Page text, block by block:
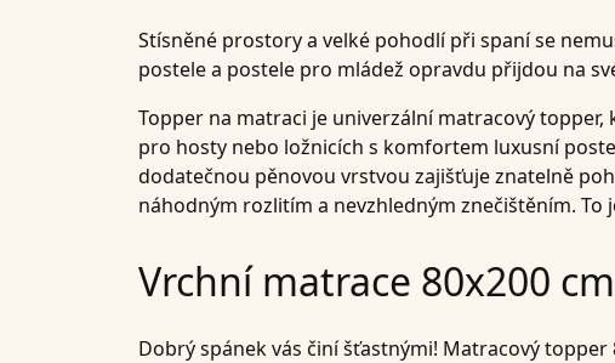
Stísněné prostory a velké pohodlí při spaní se
postele a postele pro mládež opravdu přijdou na
Topper na matraci je univerzální matracový
pro hosty nebo ložnicích s komfortem luxusní
dodatečnou pěnovou vrstvou zajišťuje znatelně
náhodným rozlitím a nevzhledným znečištěním.
Vrchní matrace 80x200
Dobrý spánek vás činí šťastnými! Matracový